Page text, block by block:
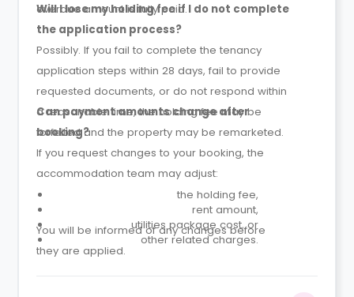
overdue amount is fully paid.
Will I lose my holding fee if I do not complete
the application process?
Possibly. If you fail to complete the tenancy
application steps within 28 days, fail to provide
requested documents, or do not respond within
a reasonable time, the holding fee may be
forfeited and the property may be remarketed.
Can payment amounts change after
booking?
If you request changes to your booking, the
accommodation team may adjust:
the holding fee,
rent amount,
utilities package cost, or
other related charges.
You will be informed of any changes before
they are applied.